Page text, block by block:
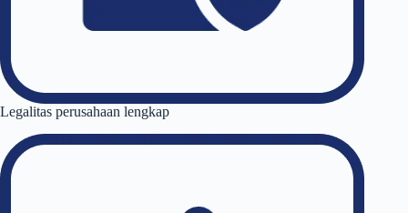
Legalitas perusahaan lengkap